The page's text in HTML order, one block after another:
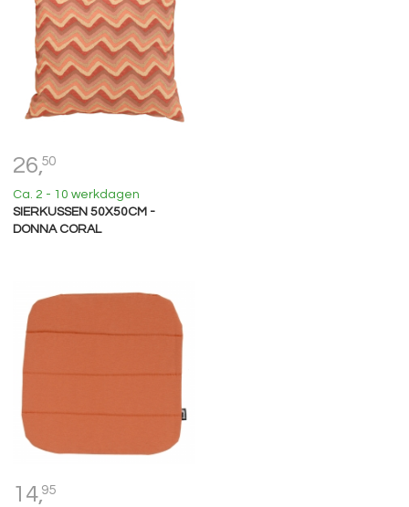
26,50
Ca. 2 - 10 werkdagen
SIERKUSSEN 50X50CM -
DONNA CORAL
14,95